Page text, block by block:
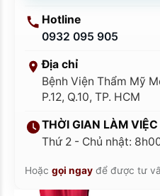
Hotline
0932 095 905
Địa chỉ
Bệnh Viện Thẩm Mỹ
P.12, Q.10, TP. HCM
THỜI GIAN LÀM VIỆC
Thứ 2 - Chủ nhật:
Hoặc gọi ngay để được tư